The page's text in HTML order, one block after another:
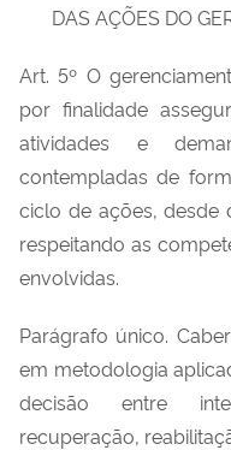
DAS AÇÕES DO
Art. 5º O
por finalidade
atividades e
contempladas de
ciclo de ações, desde
respeitando as
envolvidas.
Parágrafo único.
em metodologia
decisão entre
recuperação,